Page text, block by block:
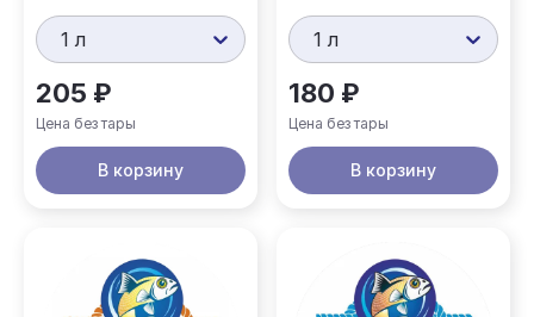
1 л
205 ₽
Цена без тары
В корзину
1 л
180 ₽
Цена без тары
В корзину